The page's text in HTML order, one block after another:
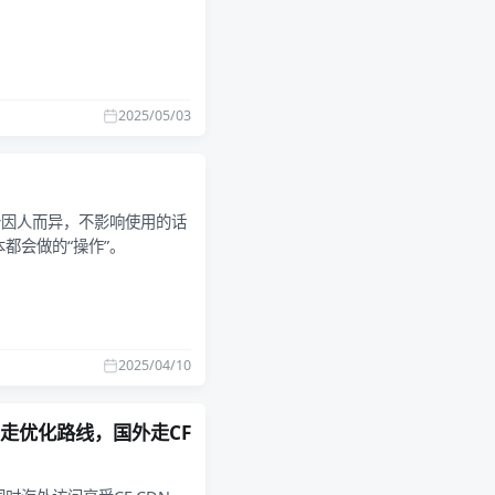
2025/05/03
人而异，不影响使用的话
会做的“操作”。
2025/04/10
优化路线，国外走CF